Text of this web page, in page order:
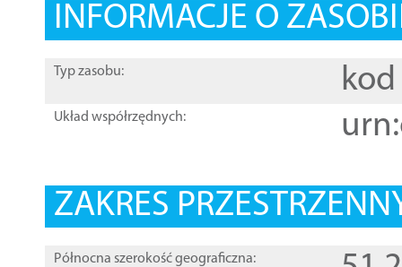
INFORMACJE O
Typ zasobu: kod
Układ współrzędnych:
ZAKRES
Północna szerokość geograficzna: